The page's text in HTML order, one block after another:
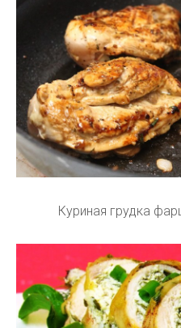
Куриная грудка